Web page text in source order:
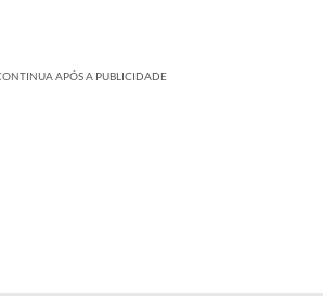
APÓS A PUBLICIDADE